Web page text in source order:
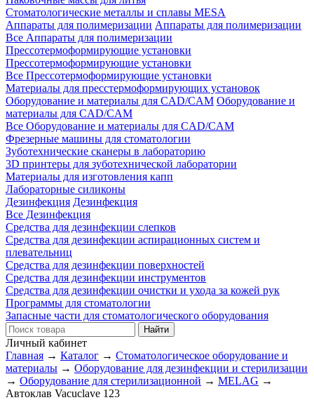
Стоматологические металлы и сплавы MESA
Аппараты для полимеризации Аппараты для полимеризации
Все Аппараты для полимеризации
Прессотермоформирующие установки
Прессотермоформирующие установки
Все Прессотермоформирующие установки
Материалы для пресстермоформирующих установок
Оборудование и материалы для CAD/CAM Оборудование и
материалы для CAD/CAM
Все Оборудование и материалы для CAD/CAM
Фрезерные машины для стоматологии
Зуботехнические сканеры в лабораторию
3D принтеры для зуботехнической лаборатории
Материалы для изготовления капп
Лабораторные силиконы
Дезинфекция Дезинфекция
Все Дезинфекция
Средства для дезинфекции слепков
Средства для дезинфекции аспирационных систем и
плевательниц
Средства для дезинфекции поверхностей
Средства для дезинфекции инструментов
Средства для дезинфекции очистки и ухода за кожей рук
Программы для стоматологии
Запасные части для стоматологического оборудования
Личный кабинет
Главная → Каталог → Стоматологическое оборудование и
материалы → Оборудование для дезинфекции и стерилизации
→ Оборудование для стерилизационной → MELAG →
Автоклав Vacuclave 123